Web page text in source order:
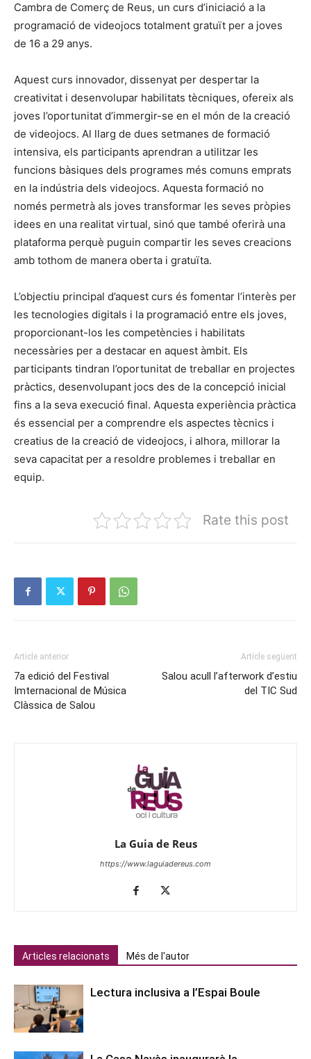
Cambra de Comerç de Reus, un curs d’iniciació a la
programació de videojocs totalment gratuït per a joves
de 16 a 29 anys.
Aquest curs innovador, dissenyat per despertar la
creativitat i desenvolupar habilitats tècniques, ofereix als
joves l’oportunitat d’immergir-se en el món de la creació
de videojocs. Al llarg de dues setmanes de formació
intensiva, els participants aprendran a utilitzar les
funcions bàsiques dels programes més comuns emprats
en la indústria dels videojocs. Aquesta formació no
només permetrà als joves transformar les seves pròpies
idees en una realitat virtual, sinó que també oferirà una
plataforma perquè puguin compartir les seves creacions
amb tothom de manera oberta i gratuïta.
L’objectiu principal d’aquest curs és fomentar l’interès per
les tecnologies digitals i la programació entre els joves,
proporcionant-los les competències i habilitats
necessàries per a destacar en aquest àmbit. Els
participants tindran l’oportunitat de treballar en projectes
pràctics, desenvolupant jocs des de la concepció inicial
fins a la seva execució final. Aquesta experiència pràctica
és essencial per a comprendre els aspectes tècnics i
creatius de la creació de videojocs, i alhora, millorar la
seva capacitat per a resoldre problemes i treballar en
equip.
Rate this post
Article anterior
7a edició del Festival
Imternacional de Música
Clàssica de Salou
Article següent
Salou acull l’afterwork d’estiu
del TIC Sud
La Guia de Reus
https://www.laguiadereus.com
Articles relacionats Més de l'autor
Lectura inclusiva a l’Espai Boule